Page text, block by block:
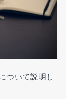
ついて説明し